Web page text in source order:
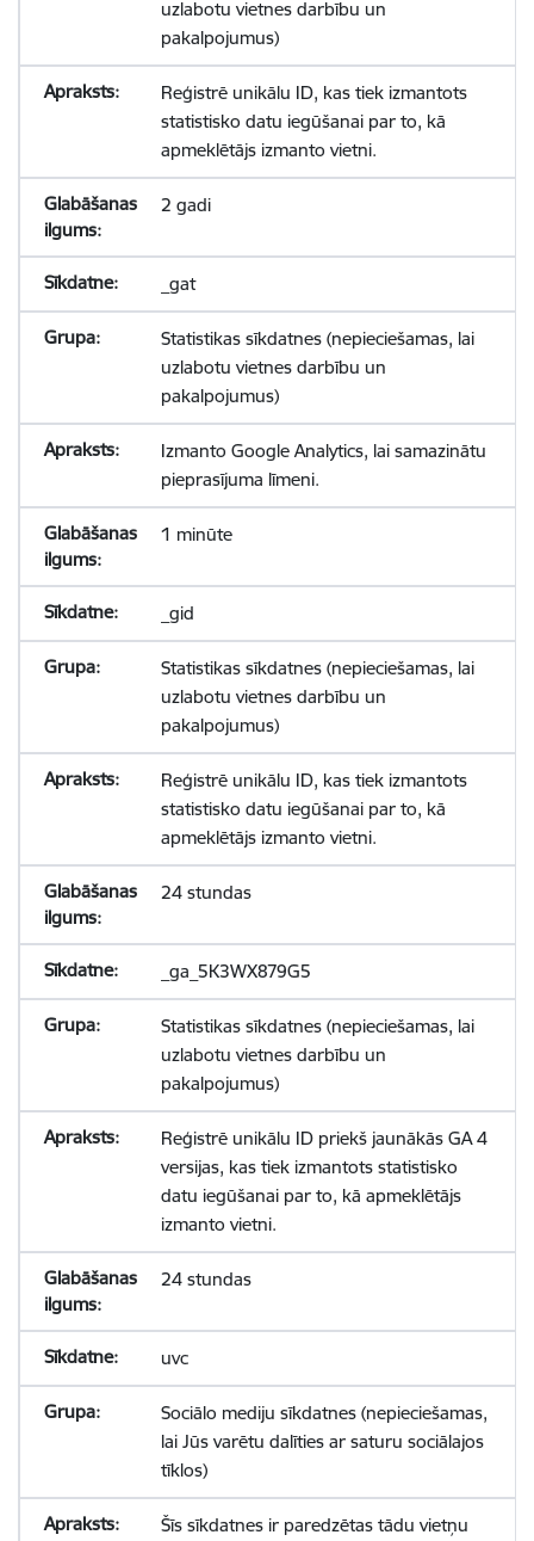
uzlabotu vietnes darbību un
pakalpojumus)
Reģistrē unikālu ID, kas tiek izmantots
statistisko datu iegūšanai par to, kā
apmeklētājs izmanto vietni.
2 gadi
_gat
Statistikas sīkdatnes (nepieciešamas, lai
uzlabotu vietnes darbību un
pakalpojumus)
Izmanto Google Analytics, lai samazinātu
pieprasījuma līmeni.
1 minūte
_gid
Statistikas sīkdatnes (nepieciešamas, lai
uzlabotu vietnes darbību un
pakalpojumus)
Reģistrē unikālu ID, kas tiek izmantots
statistisko datu iegūšanai par to, kā
apmeklētājs izmanto vietni.
24 stundas
_ga_5K3WX879G5
Statistikas sīkdatnes (nepieciešamas, lai
uzlabotu vietnes darbību un
pakalpojumus)
Reģistrē unikālu ID priekš jaunākās GA 4
versijas, kas tiek izmantots statistisko
datu iegūšanai par to, kā apmeklētājs
izmanto vietni.
24 stundas
uvc
Sociālo mediju sīkdatnes (nepieciešamas,
lai Jūs varētu dalīties ar saturu sociālajos
tīklos)
Šīs sīkdatnes ir paredzētas tādu vietņu